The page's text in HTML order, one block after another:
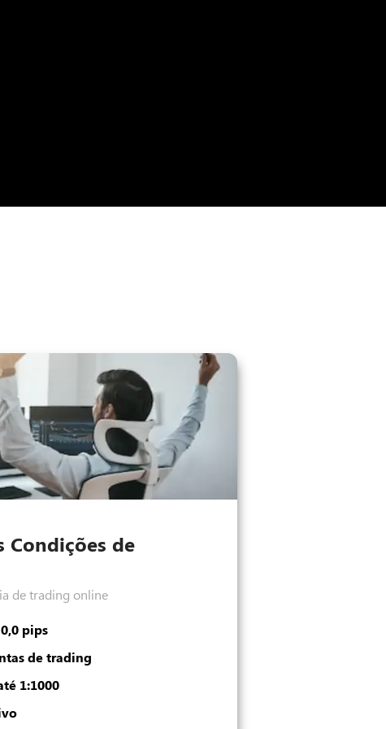
Condições de
de trading online
pips
de trading
1:1000